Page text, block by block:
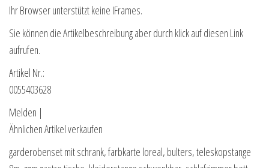
Ihr Browser unterstützt keine IFrames.
Sie können die Artikelbeschreibung aber durch klick auf diesen Link
aufrufen.
Artikel Nr.:
0055403628
Melden |
Ähnlichen Artikel verkaufen
garderobenset mit schrank, farbkarte loreal, bulters, teleskopstange